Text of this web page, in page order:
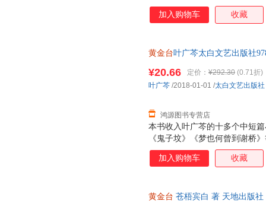
严宵寒，他不负天下人，他不
劫关，狂笑歌哭，十二载光阴
壁纸
加入购物车 收藏
黄金台叶广芩太白文艺出版社
本书收入叶广芩的十多个中短
《鬼子坟》《梦也何曾到谢桥
《长虫二颤》《黑鱼千岁》等
既有老北京风味讲述，又有作
的生活致敬。作者对笔下人物
¥20.66 定价： ¥292.30 (0.71折)
鸿源图书专营店
叶广芩 /2018-01-01 /太白文艺出版社
加入购物车 收藏
黄金台 苍梧宾白 著 天地出版